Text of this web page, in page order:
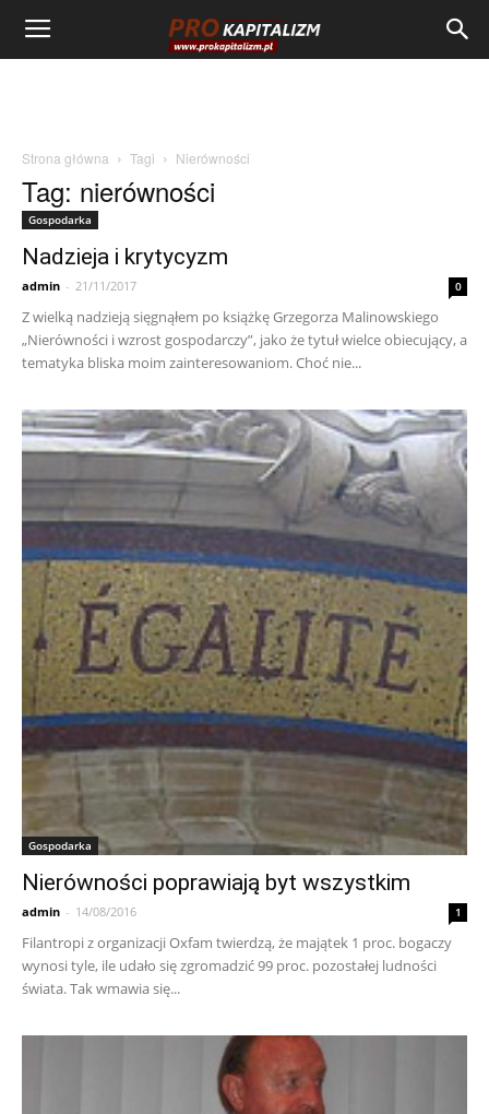
Strona główna Tagi Nierówności
Tag: nierówności
Gospodarka
Nadzieja i krytycyzm
admin - 21/11/2017 0
Z wielką nadzieją sięgnąłem po książkę Grzegorza Malinowskiego
„Nierówności i wzrost gospodarczy”, jako że tytuł wielce obiecujący, a
tematyka bliska moim zainteresowaniom. Choć nie...
Gospodarka
Nierówności poprawiają byt wszystkim
admin - 14/08/2016 1
Filantropi z organizacji Oxfam twierdzą, że majątek 1 proc. bogaczy
wynosi tyle, ile udało się zgromadzić 99 proc. pozostałej ludności
świata. Tak wmawia się...